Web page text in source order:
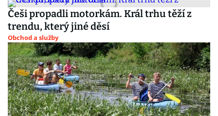
Češi propadli motorkám. Král trhu těží z
trendu, který jiné děsí
Obchod a služby